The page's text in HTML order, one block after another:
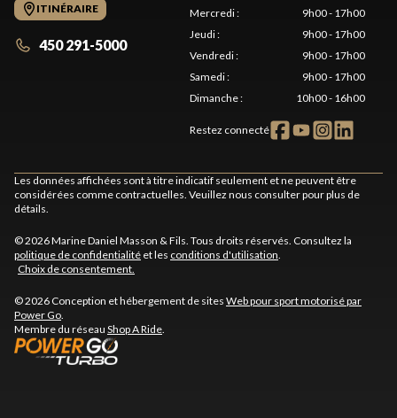
ITINÉRAIRE
450 291-5000
Mercredi:
9h00 - 17h00
Jeudi:
9h00 - 17h00
Vendredi:
9h00 - 17h00
Samedi:
9h00 - 17h00
Dimanche: 10h00 - 16h00
Restez connecté
Les données affichées sont à titre indicatif seulement et ne peuvent être
considérées comme contractuelles. Veuillez nous consulter pour plus de
détails.
© 2026 Marine Daniel Masson & Fils. Tous droits réservés. Consultez la
politique de confidentialité et les conditions d'utilisation
Choix de consentement.
© 2026 Conception et hébergement de sites Web pour sport motorisé par
Power Go
Membre du réseau Shop A Ride